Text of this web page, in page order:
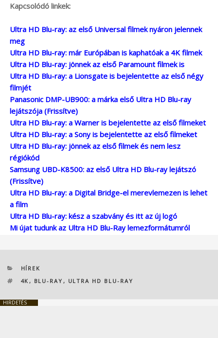
Kapcsolódó linkek:
Ultra HD Blu-ray: az első Universal filmek nyáron jelennek
meg
Ultra HD Blu-ray: már Európában is kaphatóak a 4K filmek
Ultra HD Blu-ray: jönnek az első Paramount filmek is
Ultra HD Blu-ray: a Lionsgate is bejelentette az első négy
filmjét
Panasonic DMP-UB900: a márka első Ultra HD Blu-ray
lejátszója (Frissítve)
Ultra HD Blu-ray: a Warner is bejelentette az első filmeket
Ultra HD Blu-ray: a Sony is bejelentette az első filmeket
Ultra HD Blu-ray: jönnek az első filmek és nem lesz
régiókód
Samsung UBD-K8500: az első Ultra HD Blu-ray lejátszó
(Frissítve)
Ultra HD Blu-ray: a Digital Bridge-el merevlemezen is lehet
a film
Ultra HD Blu-ray: kész a szabvány és itt az új logó
Mi újat tudunk az Ultra HD Blu-Ray lemezformátumról
KATEGÓRIÁK
HÍREK
CÍMKÉK
4K , BLU-RAY , ULTRA HD BLU-RAY
HIRDETÉS